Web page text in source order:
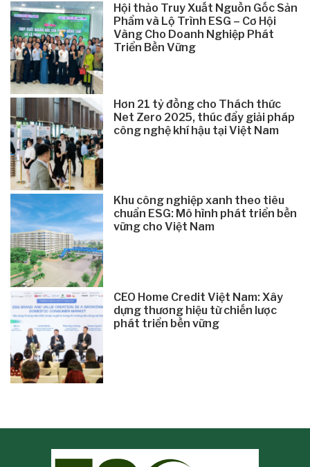
Hội thảo Truy Xuất Nguồn Gốc Sản
Phẩm và Lộ Trình ESG – Cơ Hội
Vàng Cho Doanh Nghiệp Phát
Triển Bền Vững
Hơn 21 tỷ đồng cho Thách thức
Net Zero 2025, thúc đẩy giải pháp
công nghệ khí hậu tại Việt Nam
Khu công nghiệp xanh theo tiêu
chuẩn ESG: Mô hình phát triển bền
vững cho Việt Nam
CEO Home Credit Việt Nam: Xây
dựng thương hiệu từ chiến lược
phát triển bền vững